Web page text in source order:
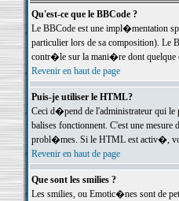
Qu'est-ce que le BBCode ?
Le BBCode est une impl�mentation
particulier lors de sa composition). Le
contr�le sur la mani�re dont quelque
Revenir en haut de page
Puis-je utiliser le HTML?
Ceci d�pend de l'administrateur qui
balises fonctionnent. C'est une mesure
probl�mes. Si le HTML est activ�,
Revenir en haut de page
Que sont les smilies ?
Les smilies, ou Emotic�nes sont de